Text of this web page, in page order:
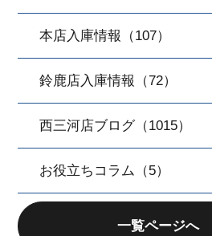
本店入庫情報（107）
鈴鹿店入庫情報（72）
西三河店ブログ（1015）
お役立ちコラム（5）
一覧ページへ